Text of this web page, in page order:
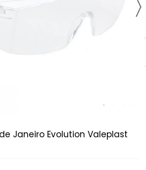
Janeiro Evolution Valeplast